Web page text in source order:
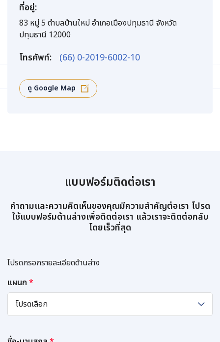
ที่อยู่:
83 หมู่ 5 ตำบลบ้านใหม่ อำเภอเมืองปทุมธานี จังหวัด
ปทุมธานี 12000
โทรศัพท์: (66) 0-2019-6002-10
ดู Google Map
แบบฟอร์มติดต่อเรา
คำถามและความคิดเห็นของคุณมีความสำคัญต่อเรา โปรด
ใช้แบบฟอร์มด้านล่างเพื่อติดต่อเรา แล้วเราจะติดต่อกลับ
โดยเร็วที่สุด
โปรดกรอกรายละเอียดด้านล่าง
แผนก *
โปรดเลือก